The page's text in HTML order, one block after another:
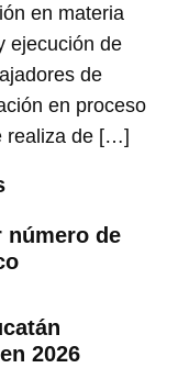
en materia
ejecución de
de
en proceso
realiza de […]
número de
2026